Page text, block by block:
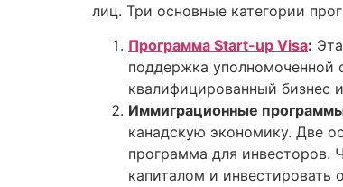
лиц. Три основные категории
Программа Start-up Visa:
поддержка уполномоченной
квалифицированный бизнес
Иммиграционные
канадскую экономику. Две
программа для инвесторов.
капиталом и инвестировать